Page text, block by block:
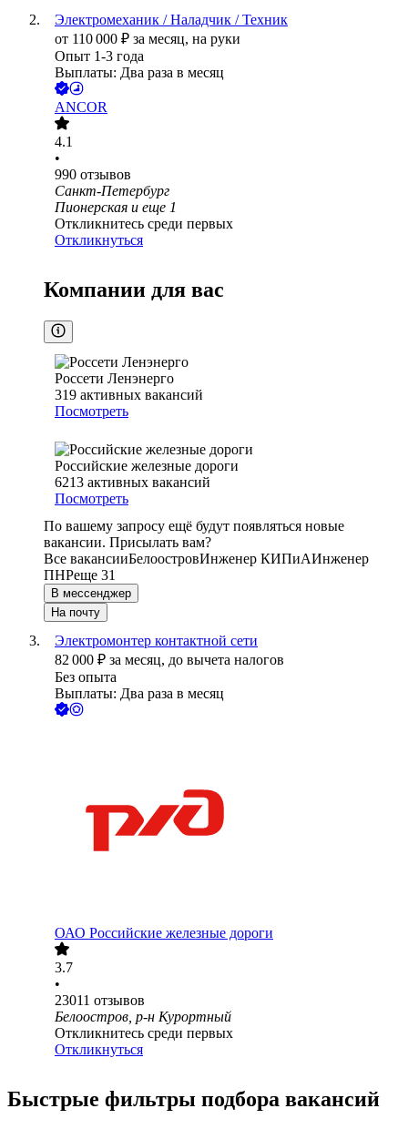
Электромеханик / Наладчик / Техник
от 110 000 ₽ за месяц, на руки
Опыт 1-3 года
Выплаты: Два раза в месяц
ANCOR
4.1
•
990 отзывов
Санкт-Петербург
Пионерская и еще 1
Откликнитесь среди первых
Откликнуться
Компании для вас
Россети Ленэнерго
319 активных вакансий
Посмотреть
Российские железные дороги
6213 активных вакансий
Посмотреть
По вашему запросу ещё будут появляться новые
вакансии. Присылать вам?
Все вакансииБелоостровИнженер КИПиАИнженер
ПНРеще 31
В мессенджер
На почту
Электромонтер контактной сети
82 000 ₽ за месяц, до вычета налогов
Без опыта
Выплаты: Два раза в месяц
ОАО Российские железные дороги
3.7
•
23011 отзывов
Белоостров, р-н Курортный
Откликнитесь среди первых
Откликнуться
Быстрые фильтры подбора вакансий